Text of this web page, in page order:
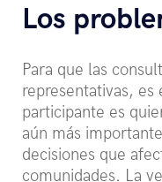
Los
Para que las
representativas, es
participante es
aún más
decisiones que
comunidades. La